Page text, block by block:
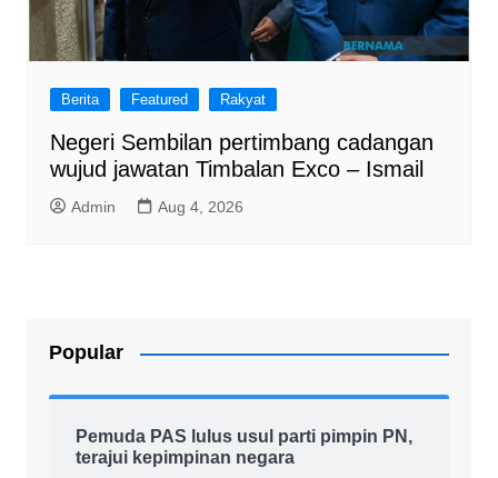
Berita Featured Rakyat
Negeri Sembilan pertimbang cadangan
wujud jawatan Timbalan Exco – Ismail
Admin Aug 4, 2026
Popular
Pemuda PAS lulus usul parti pimpin PN,
terajui kepimpinan negara